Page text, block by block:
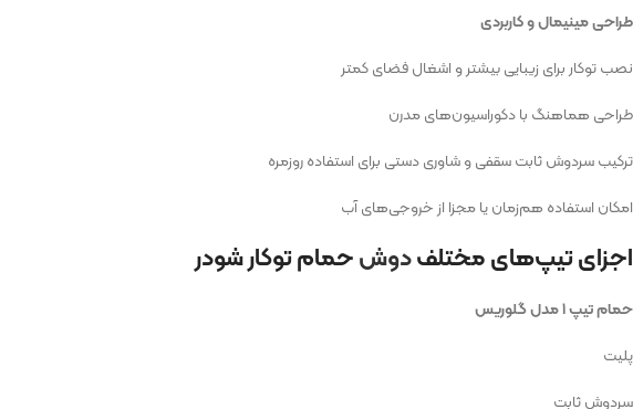
طراحی مینیمال و کاربردی
نصب توکار برای زیبایی بیشتر و اشغال فضای کمتر
طراحی هماهنگ با دکوراسیون‌های مدرن
ترکیب سردوش ثابت سقفی و شاوری دستی برای استفاده روزمره
امکان استفاده هم‌زمان یا مجزا از خروجی‌های آب
اجزای تیپ‌های مختلفدوشحمام توکار شودر
حمام تیپ ۱ مدل گلوریس
پلیت
سردوش ثابت